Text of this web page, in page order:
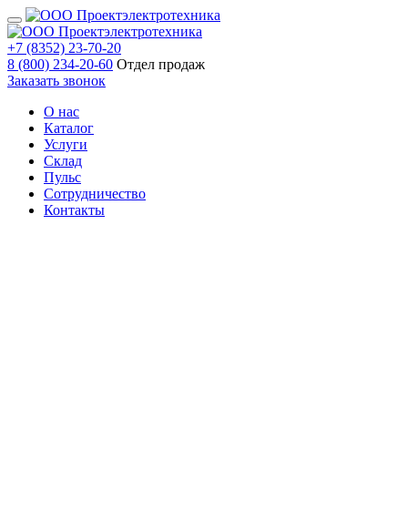
+7 (8352) 23-70-20
8 (800) 234-20-60 Отдел продаж
Заказать звонок
О нас
Каталог
Услуги
Склад
Пульс
Сотрудничество
Контакты